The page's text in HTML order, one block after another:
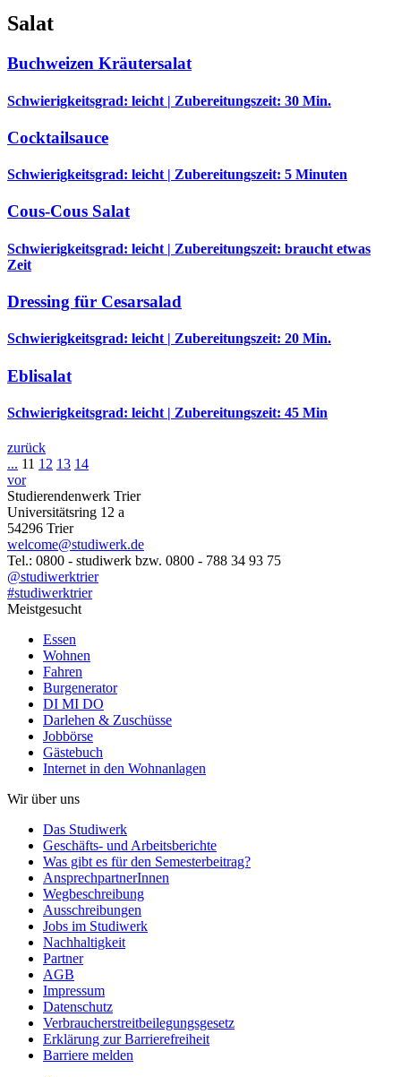
Salat
Buchweizen Kräutersalat
Schwierigkeitsgrad: leicht | Zubereitungszeit: 30 Min.
Cocktailsauce
Schwierigkeitsgrad: leicht | Zubereitungszeit: 5 Minuten
Cous-Cous Salat
Schwierigkeitsgrad: leicht | Zubereitungszeit: braucht etwas
Zeit
Dressing für Cesarsalad
Schwierigkeitsgrad: leicht | Zubereitungszeit: 20 Min.
Eblisalat
Schwierigkeitsgrad: leicht | Zubereitungszeit: 45 Min
zurück
... 11 12 13 14
vor
Studierendenwerk Trier
Universitätsring 12 a
54296 Trier
welcome@studiwerk.de
Tel.: 0800 - studiwerk bzw. 0800 - 788 34 93 75
@studiwerktrier
#studiwerktrier
Meistgesucht
Essen
Wohnen
Fahren
Burgenerator
DI MI DO
Darlehen & Zuschüsse
Jobbörse
Gästebuch
Internet in den Wohnanlagen
Wir über uns
Das Studiwerk
Geschäfts- und Arbeitsberichte
Was gibt es für den Semesterbeitrag?
AnsprechpartnerInnen
Wegbeschreibung
Ausschreibungen
Jobs im Studiwerk
Nachhaltigkeit
Partner
AGB
Impressum
Datenschutz
Verbraucherstreitbeilegungsgesetz
Erklärung zur Barrierefreiheit
Barriere melden